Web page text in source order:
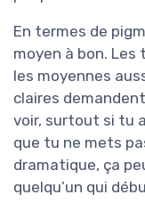
En termes de
moyen à bon.
les moyennes
claires
voir, surtout si tu
que tu ne mets
dramatique, ça
quelqu’un qui